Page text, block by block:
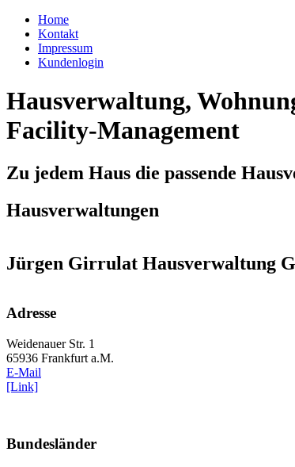
Home
Kontakt
Impressum
Kundenlogin
Hausverwaltung,
Facility-Management
Zu jedem Haus die passende
Hausverwaltungen
Jürgen Girrulat Hausverwaltung
Adresse
Weidenauer Str. 1
65936 Frankfurt a.M.
E-Mail
[Link]
Bundesländer